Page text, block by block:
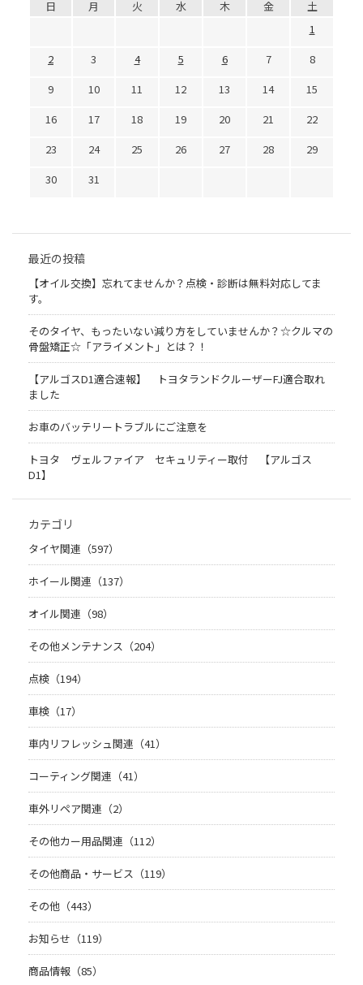
日 月 火 水 木 金
土
1
2
3 4 5 6 7
8
9
10 11 12 13 14
15
16
17 18 19 20 21
22
23
24 25 26 27 28
29
30
31
最近の投稿
【オイル交換】忘れてませんか？点検・診断は無料対応してま
す。
そのタイヤ、もったいない減り方をしていませんか？☆クルマの
骨盤矯正☆「アライメント」とは？！
【アルゴスD1適合速報】 トヨタランドクルーザーFJ適合取れ
ました
お車のバッテリートラブルにご注意を
トヨタ ヴェルファイア セキュリティー取付 【アルゴス
D1】
カテゴリ
タイヤ関連（597）
ホイール関連（137）
オイル関連（98）
その他メンテナンス（204）
点検（194）
車検（17）
車内リフレッシュ関連（41）
コーティング関連（41）
車外リペア関連（2）
その他カー用品関連（112）
その他商品・サービス（119）
その他（443）
お知らせ（119）
商品情報（85）